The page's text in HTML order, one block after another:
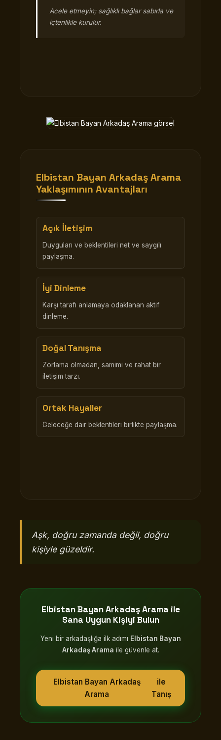
Acele etmeyin; sağlıklı bağlar sabırla ve
içtenlikle kurulur.
Elbistan Bayan Arkadaş Arama
Yaklaşımının Avantajları
Açık İletişim
Duyguları ve beklentileri net ve saygılı
paylaşma.
İyi Dinleme
Karşı tarafı anlamaya odaklanan aktif
dinleme.
Doğal Tanışma
Zorlama olmadan, samimi ve rahat bir
iletişim tarzı.
Ortak Hayaller
Geleceğe dair beklentileri birlikte paylaşma.
Aşk, doğru zamanda değil, doğru
kişiyle güzeldir.
Elbistan Bayan Arkadaş Arama ile
Sana Uygun Kişiyi Bulun
Yeni bir arkadaşlığa ilk adımı Elbistan Bayan
Arkadaş Arama ile güvenle at.
Elbistan Bayan Arkadaş
Arama
ile
Tanış